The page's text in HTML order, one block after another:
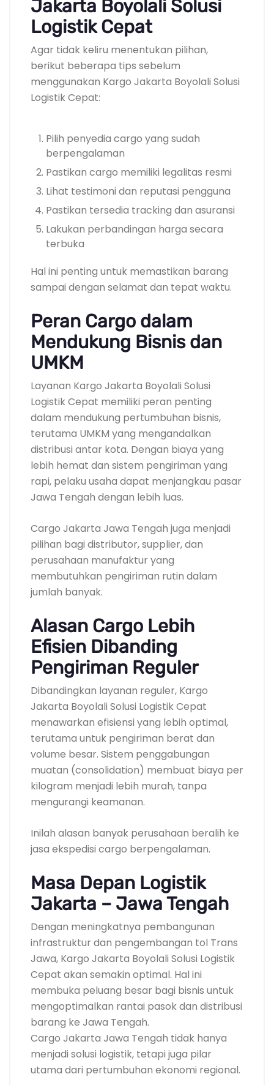
Jakarta Boyolali Solusi
Logistik Cepat
Agar tidak keliru menentukan pilihan,
berikut beberapa tips sebelum
menggunakan Kargo Jakarta Boyolali Solusi
Logistik Cepat:
Pilih penyedia cargo yang sudah
berpengalaman
Pastikan cargo memiliki legalitas resmi
Lihat testimoni dan reputasi pengguna
Pastikan tersedia tracking dan asuransi
Lakukan perbandingan harga secara
terbuka
Hal ini penting untuk memastikan barang
sampai dengan selamat dan tepat waktu.
Peran Cargo dalam
Mendukung Bisnis dan
UMKM
Layanan Kargo Jakarta Boyolali Solusi
Logistik Cepat memiliki peran penting
dalam mendukung pertumbuhan bisnis,
terutama UMKM yang mengandalkan
distribusi antar kota. Dengan biaya yang
lebih hemat dan sistem pengiriman yang
rapi, pelaku usaha dapat menjangkau pasar
Jawa Tengah dengan lebih luas.
Cargo Jakarta Jawa Tengah juga menjadi
pilihan bagi distributor, supplier, dan
perusahaan manufaktur yang
membutuhkan pengiriman rutin dalam
jumlah banyak.
Alasan Cargo Lebih
Efisien Dibanding
Pengiriman Reguler
Dibandingkan layanan reguler, Kargo
Jakarta Boyolali Solusi Logistik Cepat
menawarkan efisiensi yang lebih optimal,
terutama untuk pengiriman berat dan
volume besar. Sistem penggabungan
muatan (consolidation) membuat biaya per
kilogram menjadi lebih murah, tanpa
mengurangi keamanan.
Inilah alasan banyak perusahaan beralih ke
jasa ekspedisi cargo berpengalaman.
Masa Depan Logistik
Jakarta – Jawa Tengah
Dengan meningkatnya pembangunan
infrastruktur dan pengembangan tol Trans
Jawa, Kargo Jakarta Boyolali Solusi Logistik
Cepat akan semakin optimal. Hal ini
membuka peluang besar bagi bisnis untuk
mengoptimalkan rantai pasok dan distribusi
barang ke Jawa Tengah.
Cargo Jakarta Jawa Tengah tidak hanya
menjadi solusi logistik, tetapi juga pilar
utama dari pertumbuhan ekonomi regional.